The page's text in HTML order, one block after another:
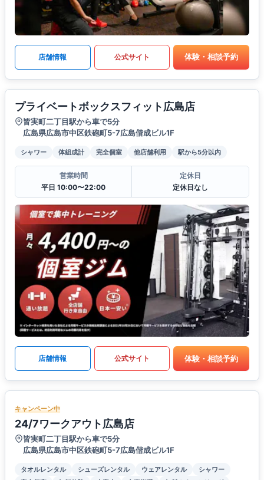
店舗情報 公式サイト 体験・相談予約
プライベートボックスフィット広島店
皆実町二丁目駅から車で5分
広島県広島市中区鉄砲町5-7広島偕成ビル1F
シャワー 体組成計 完全個室 他店舗利用 駅から5分以内
営業時間
平日 10:00〜22:00
定休日
定休日なし
店舗情報 公式サイト 体験・相談予約
キャンペーン中
24/7ワークアウト広島店
皆実町二丁目駅から車で5分
広島県広島市中区鉄砲町5-7広島偕成ビル1F
タオルレンタル シューズレンタル ウェアレンタル
シャワー